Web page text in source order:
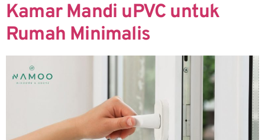
Kamar Mandi uPVC untuk
Rumah Minimalis